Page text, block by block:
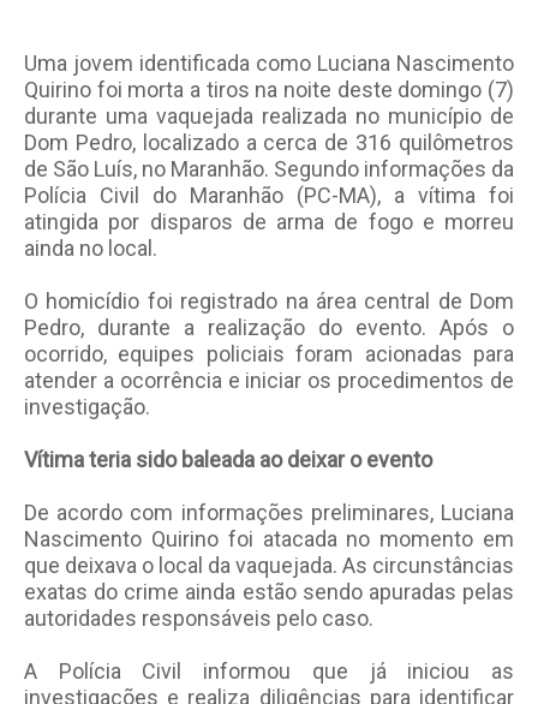
Uma jovem identificada como Luciana Nascimento
Quirino foi morta a tiros na noite deste domingo (7)
durante uma vaquejada realizada no município de
Dom Pedro, localizado a cerca de 316 quilômetros
de São Luís, no Maranhão. Segundo informações da
Polícia Civil do Maranhão (PC-MA), a vítima foi
atingida por disparos de arma de fogo e morreu
ainda no local.
O homicídio foi registrado na área central de Dom
Pedro, durante a realização do evento. Após o
ocorrido, equipes policiais foram acionadas para
atender a ocorrência e iniciar os procedimentos de
investigação.
Vítima teria sido baleada ao deixar o evento
De acordo com informações preliminares, Luciana
Nascimento Quirino foi atacada no momento em
que deixava o local da vaquejada. As circunstâncias
exatas do crime ainda estão sendo apuradas pelas
autoridades responsáveis pelo caso.
A Polícia Civil informou que já iniciou as
investigações e realiza diligências para identificar